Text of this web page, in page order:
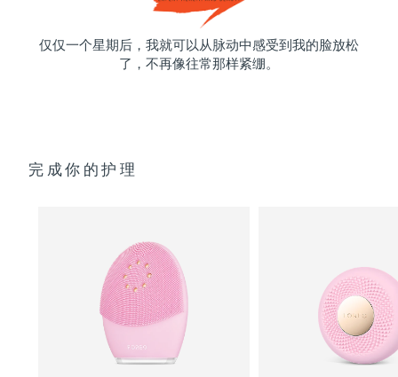
仅仅一个星期后，我就可以从脉动中感受到我的脸放松
了，不再像往常那样紧绷。
完成你的护理